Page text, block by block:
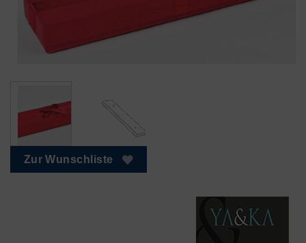
Zur Wunschliste